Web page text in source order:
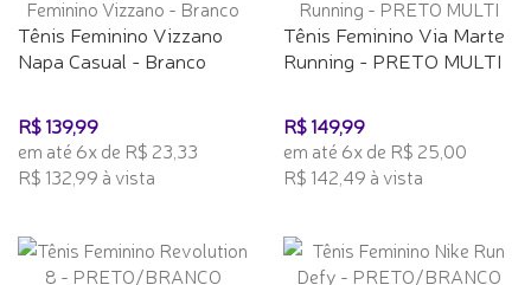
Tênis Feminino Vizzano
Napa Casual - Branco
R$ 139,99
em até 6x de R$ 23,33
R$ 132,99 à vista
Tênis Feminino Via Marte
Running - PRETO MULTI
R$ 149,99
em até 6x de R$ 25,00
R$ 142,49 à vista